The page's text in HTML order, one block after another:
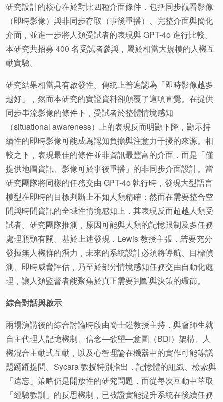
研究設計的核心在於對比四種介面條件，包括同步觀看影像
（即時影像）與非同步存取（事後重播）、完整介面與簡化
介面，並進一步將人類受試者的表現與 GPT-4o 進行比較。
本研究共招募 400 名受試者參與，屬於相當大規模的人機互
動實驗。
研究結果相當具有啟發性。傳統上普遍認為「即時影像越多
越好」，然而本研究的實證資料卻顛覆了這項直覺。在提供
同步串流影像的條件下，受試者於整體情境感知
（situational awareness）上的表現反而明顯下降，顯示持
續性的即時影像可能成為認知負擔與注意力干擾的來源。相
較之下，表現最佳的條件並非資訊最豐富的介面，而是「僅
提供地圖資訊、影像可於事後重播」的非同步介面設計。當
研究團隊將同樣的任務交由 GPT-4o 執行時，發現大型語言
模型在即時的目標判斷上不如人類精確；然而在需要整合空
間與時間資訊的全域性情境感知上，其表現反而超越人類受
試者。研究團隊推測，原因可能與人類的記憶限制及多任務
處理瓶頸有關。基於上述發現，Lewis 教授主張，若要充分
發揮無人機群的潛力，未來的系統設計必須將導航、目標偵
測、即時威脅評估，乃至於部分情境感知任務交由自動化處
理，讓人類監督者能聚焦於真正需要判斷與決策的環節。
綜合對話與啟示
兩場演講後的綜合討論時段由簡士鎰教授主持，與會師生就
自主代理人記憶機制、信念—欲望—意圖（BDI）架構、人
機混合主動式互動，以及心智理論在機器中的實作可能等議
題踴躍提問。Sycara 教授特別指出，記憶體的組織、檢索與
「遺忘」策略仍是開放性的研究問題，而從每次互動中萃取
「經驗教訓」的反思機制，已被證實能提升系統在後續任務